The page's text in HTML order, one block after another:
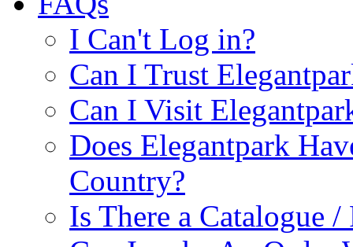
I Can't Log in?
Can I Trust
Can I Visit
Does Elegantpark
Country?
Is There a Catalogue